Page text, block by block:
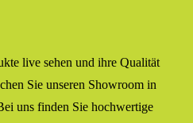
live sehen und ihre Qualität
Sie unseren Showroom in
uns finden Sie hochwertige